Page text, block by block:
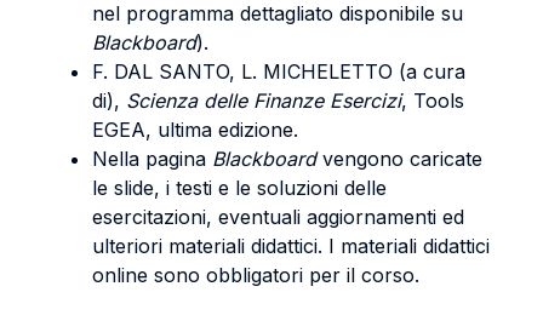
nel programma dettagliato disponibile su
Blackboard).
F. DAL SANTO, L. MICHELETTO (a cura
di), Scienza delle Finanze Esercizi, Tools
EGEA, ultima edizione.
Nella pagina Blackboardvengono caricate
le slide, i testi e le soluzioni delle
esercitazioni, eventuali aggiornamenti ed
ulteriori materiali didattici. I materiali didattici
online sono obbligatori per il corso.